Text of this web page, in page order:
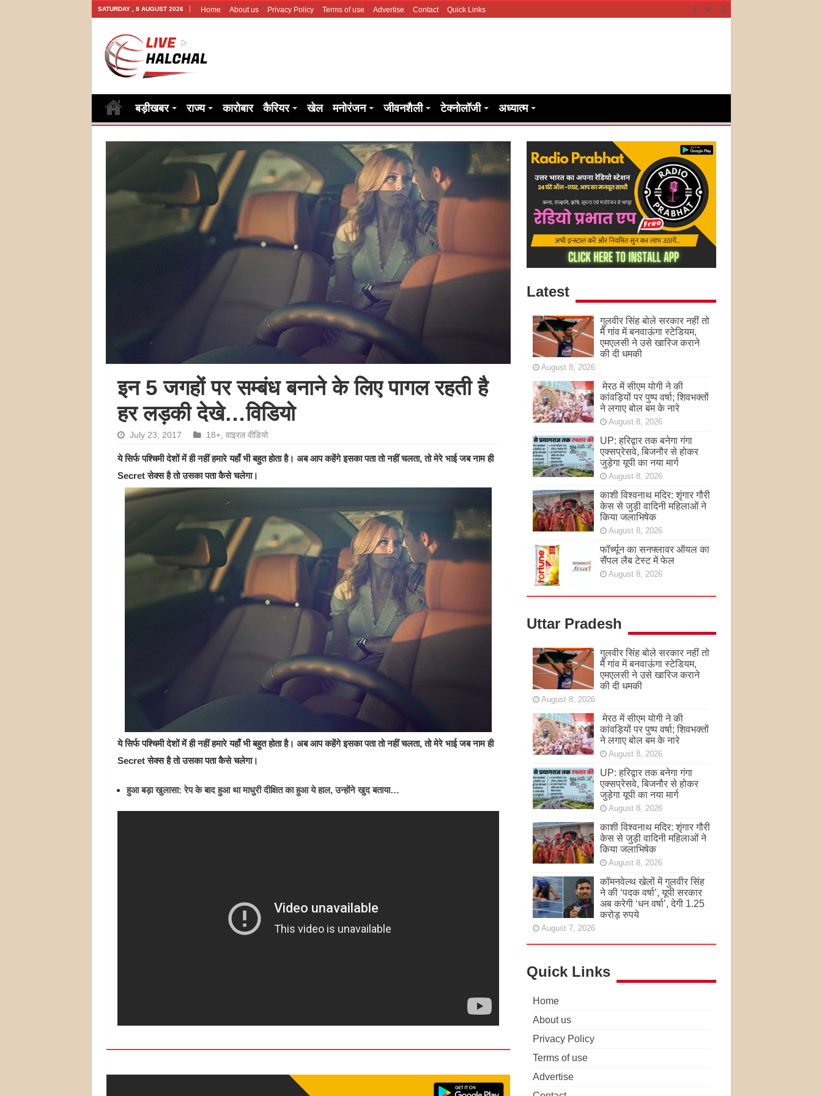
SATURDAY , 8 AUGUST 2026 Home About us Privacy Policy Terms of use Advertise Contact Quick Links
बड़ीखबर राज्य कारोबार कैरियर खेल मनोरंजन जीवनशैली टेक्नोलॉजी अध्यात्म
इन 5 जगहों पर सम्बंध बनाने के लिए पागल रहती है
हर लड़की देखे…विडियो
July 23, 2017 18+, वाइरल वीडियो
ये सिर्फ पश्चिमी देशों में ही नहीं हमारे यहाँ भी बहुत होता है। अब आप कहेंगे इसका पता तो नहीं चलता, तो मेरे भाई जब नाम ही
Secret सेक्स है तो उसका पता कैसे चलेगा।
ये सिर्फ पश्चिमी देशों में ही नहीं हमारे यहाँ भी बहुत होता है। अब आप कहेंगे इसका पता तो नहीं चलता, तो मेरे भाई जब नाम ही
Secret सेक्स है तो उसका पता कैसे चलेगा।
हुआ बड़ा खुलासा: रेप के बाद हुआ था माधुरी दीक्षित का हुआ ये हाल, उन्होंने खुद बताया…
Latest
गुलवीर सिंह बोले सरकार नहीं तो
मैं गांव में बनवाऊंगा स्टेडियम,
एमएलसी ने उसे खारिज कराने
की दी धमकी
August 8, 2026
मेरठ में सीएम योगी ने की
कांवड़ियों पर पुष्प वर्षा; शिवभक्तों
ने लगाए बोल बम के नारे
August 8, 2026
UP: हरिद्वार तक बनेगा गंगा
एक्सप्रेसवे, बिजनौर से होकर
जुड़ेगा यूपी का नया मार्ग
August 8, 2026
काशी विश्वनाथ मदिर: शृंगार गौरी
केस से जुड़ी वादिनी महिलाओं ने
किया जलाभिषेक
August 8, 2026
फॉर्च्यून का सनफ्लावर ऑयल का
सैंपल लैब टेस्ट में फेल
August 8, 2026
Uttar Pradesh
गुलवीर सिंह बोले सरकार नहीं तो
मैं गांव में बनवाऊंगा स्टेडियम,
एमएलसी ने उसे खारिज कराने
की दी धमकी
August 8, 2026
मेरठ में सीएम योगी ने की
कांवड़ियों पर पुष्प वर्षा; शिवभक्तों
ने लगाए बोल बम के नारे
August 8, 2026
UP: हरिद्वार तक बनेगा गंगा
एक्सप्रेसवे, बिजनौर से होकर
जुड़ेगा यूपी का नया मार्ग
August 8, 2026
काशी विश्वनाथ मदिर: शृंगार गौरी
केस से जुड़ी वादिनी महिलाओं ने
किया जलाभिषेक
August 8, 2026
कॉमनवेल्थ खेलों में गुलवीर सिंह
ने की ‘पदक वर्षा’, यूपी सरकार
अब करेगी ‘धन वर्षा’, देगी 1.25
करोड़ रुपये
August 7, 2026
Quick Links
Home
About us
Privacy Policy
Terms of use
Advertise